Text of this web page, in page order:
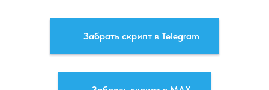
Забрать скрипт в Telegram